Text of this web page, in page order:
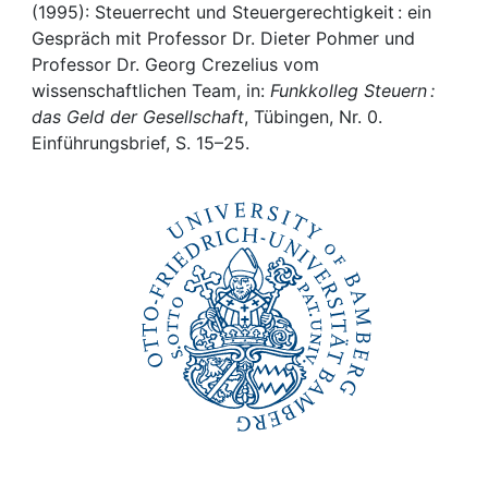
Help
(1995): Steuerrecht und Steuergerechtigkeit : ein
Gespräch mit Professor Dr. Dieter Pohmer und
Professor Dr. Georg Crezelius vom
wissenschaftlichen Team, in: Funkkolleg Steuern :
das Geld der Gesellschaft, Tübingen, Nr. 0.
Einführungsbrief, S. 15–25.